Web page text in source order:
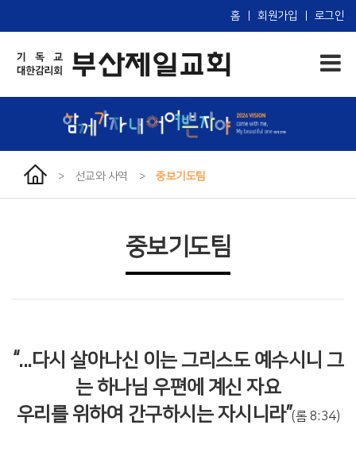
홈 회원가입 로그인
> 선교와 사역 > 중보기도팀
중보기도팀
“...다시 살아나신 이는 그리스도 예수시니 그
는 하나님 우편에 계신 자요
우리를 위하여 간구하시는 자시니라”(롬 8:34)